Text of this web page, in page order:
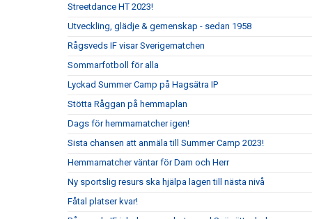
Streetdance HT 2023!
Utveckling, glädje & gemenskap - sedan 1958
Rågsveds IF visar Sverigematchen
Sommarfotboll för alla
Lyckad Summer Camp på Hagsätra IP
Stötta Råggan på hemmaplan
Dags för hemmamatcher igen!
Sista chansen att anmäla till Summer Camp 2023!
Hemmamatcher väntar för Dam och Herr
Ny sportslig resurs ska hjälpa lagen till nästa nivå
Fåtal platser kvar!